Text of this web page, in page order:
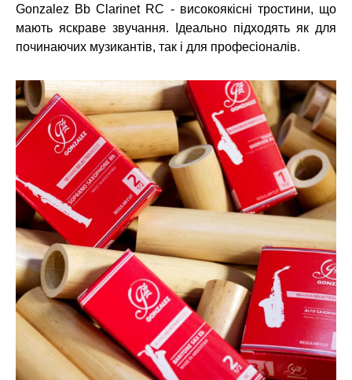
Gonzalez Bb Clarinet RC - високоякісні тростини, що
мають яскраве звучання. Ідеально підходять як для
починаючих музикантів, так і для професіоналів.